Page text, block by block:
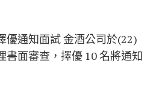
優通知面試 金酒公司於(22)
書面審查，擇優 10 名將通知